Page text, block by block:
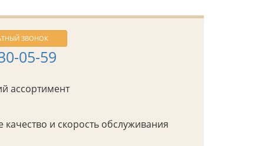
ЗВОНОК
05-59
ассортимент
качество и скорость обслуживания